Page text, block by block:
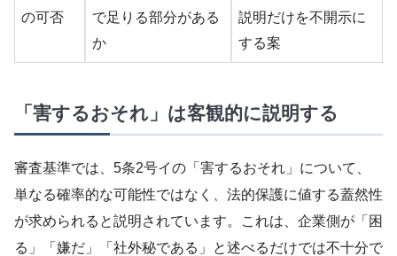
の可否
で足りる部分がある
か
説明だけを不開示に
する案
「害するおそれ」は客観的に説明する
審査基準では、5条2号イの「害するおそれ」について、
単なる確率的な可能性ではなく、法的保護に値する蓋然性
が求められると説明されています。これは、企業側が「困
る」「嫌だ」「社外秘である」と述べるだけでは不十分で